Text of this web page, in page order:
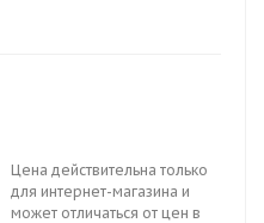
Цена действительна только
для интернет-магазина и
может отличаться от цен в